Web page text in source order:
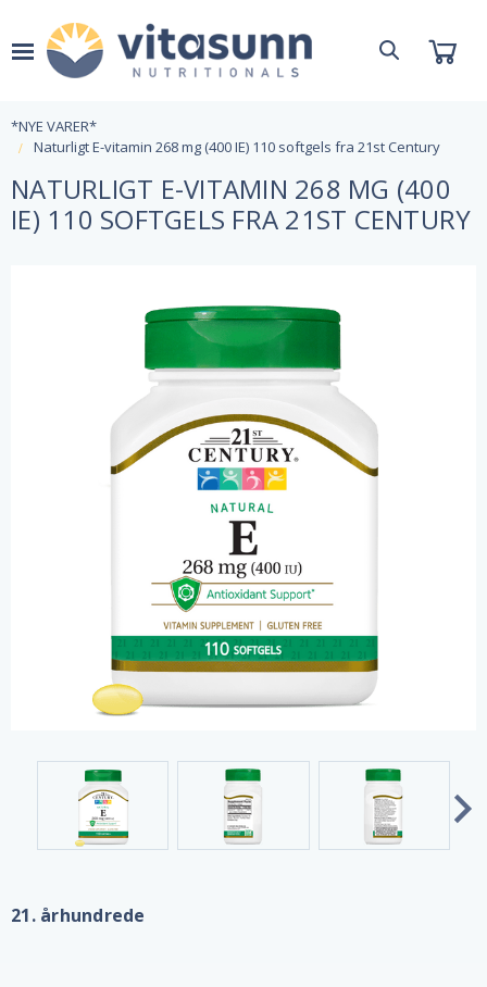
*NYE VARER*
Naturligt E-vitamin 268 mg (400 IE) 110 softgels fra 21st Century
NATURLIGT E-VITAMIN 268 MG (400
IE) 110 SOFTGELS FRA 21ST CENTURY
21. århundrede